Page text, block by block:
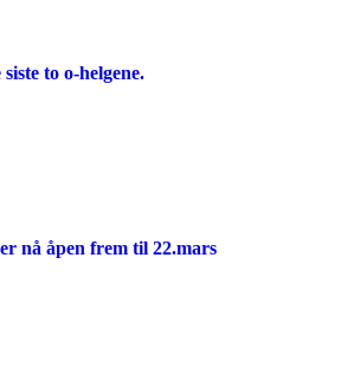
to o-helgene.
nå åpen frem til 22.mars